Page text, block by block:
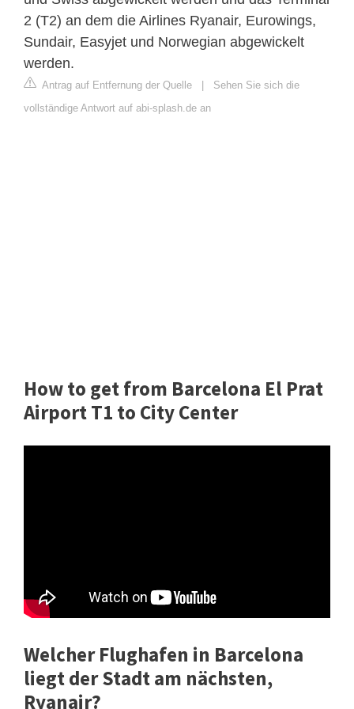
2 (T2) an dem die Airlines Ryanair, Eurowings,
Sundair, Easyjet und Norwegian abgewickelt
werden.
Antrag auf Entfernung der Quelle
Sehen Sie sich die
vollständige Antwort auf abi-splash.de an
How to get from Barcelona El Prat
Airport T1 to City Center
Welcher Flughafen in Barcelona
liegt der Stadt am nächsten,
Ryanair?